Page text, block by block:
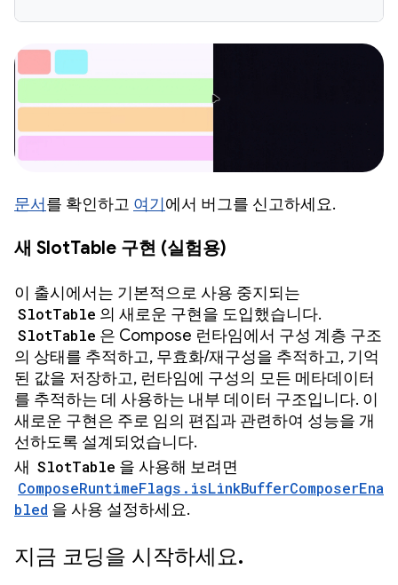
문서를 확인하고 여기에서 버그를 신고하세요.
새 SlotTable 구현 (실험용)
이 출시에서는 기본적으로 사용 중지되는
SlotTable 의 새로운 구현을 도입했습니다.
SlotTable 은 Compose 런타임에서 구성 계층 구조
의 상태를 추적하고, 무효화/재구성을 추적하고, 기억
된 값을 저장하고, 런타임에 구성의 모든 메타데이터
를 추적하는 데 사용하는 내부 데이터 구조입니다. 이
새로운 구현은 주로 임의 편집과 관련하여 성능을 개
선하도록 설계되었습니다.
새 SlotTable 을 사용해 보려면
ComposeRuntimeFlags.isLinkBufferComposerEna
bled 을 사용 설정하세요.
지금 코딩을 시작하세요.